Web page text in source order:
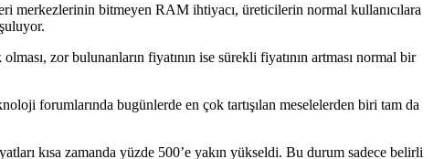
merkezlerinin bitmeyen RAM ihtiyacı, üreticilerin normal kullanıcılara
zor bulunanların fiyatının ise sürekli fiyatının artması normal bir
forumlarında bugünlerde en çok tartışılan meselelerden biri tam da
kısa zamanda yüzde 500’e yakın yükseldi. Bu durum sadece belirli